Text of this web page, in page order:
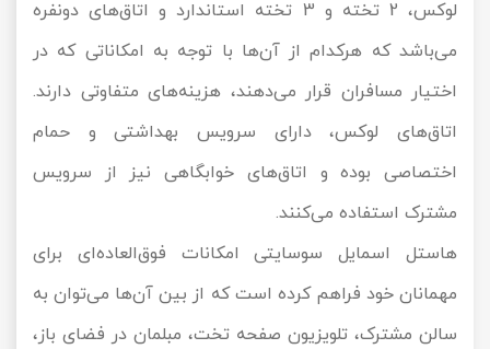
لوکس، 2 تخته و 3 تخته استاندارد و اتاق‌های دونفره
می‌باشد که هرکدام از آن‌ها با توجه به امکاناتی که در
اختیار مسافران قرار می‌دهند، هزینه‌های متفاوتی دارند.
اتاق‌های لوکس، دارای سرویس بهداشتی و حمام
اختصاصی بوده و اتاق‌های خوابگاهی نیز از سرویس
مشترک استفاده می‌کنند.
هاستل اسمایل سوسایتی امکانات فوق‌العاده‌ای برای
مهمانان خود فراهم کرده است که از بین آن‌ها می‌توان به
سالن مشترک، تلویزیون صفحه تخت، مبلمان در فضای باز،